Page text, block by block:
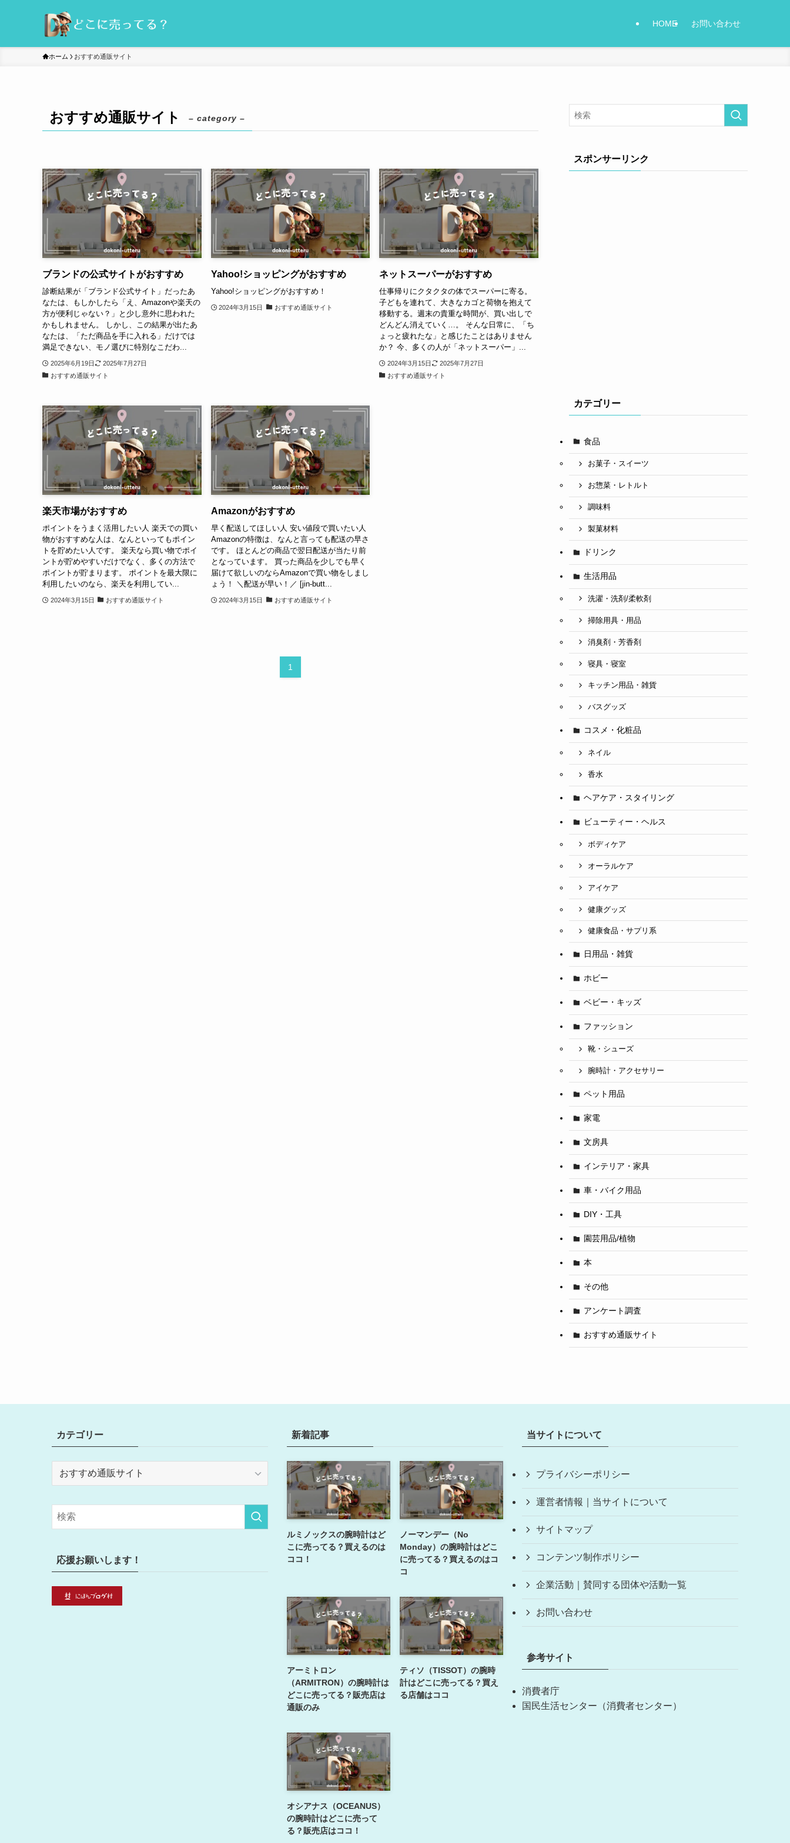
HOME お問い合わせ
ホーム おすすめ通販サイト
おすすめ通販サイト – category –
ブランドの公式サイトがおすすめ
診断結果が「ブランド公式サイト」だったあ
なたは、もしかしたら「え、Amazonや楽天の
方が便利じゃない？」と少し意外に思われた
かもしれません。 しかし、この結果が出たあ
なたは、「ただ商品を手に入れる」だけでは
満足できない、モノ選びに特別なこだわ...
2025年6月19日
2025年7月27日
おすすめ通販サイト
Yahoo!ショッピングがおすすめ
Yahoo!ショッピングがおすすめ！
2024年3月15日 おすすめ通販サイト
ネットスーパーがおすすめ
仕事帰りにクタクタの体でスーパーに寄る。
子どもを連れて、大きなカゴと荷物を抱えて
移動する。週末の貴重な時間が、買い出しで
どんどん消えていく…。 そんな日常に、「ち
ょっと疲れたな」と感じたことはありません
か？ 今、多くの人が「ネットスーパー」...
2024年3月15日
2025年7月27日
おすすめ通販サイト
楽天市場がおすすめ
ポイントをうまく活用したい人 楽天での買い
物がおすすめな人は、なんといってもポイン
トを貯めたい人です。 楽天なら買い物でポイ
ントが貯めやすいだけでなく、多くの方法で
ポイントが貯まります。 ポイントを最大限に
利用したいのなら、楽天を利用してい...
2024年3月15日 おすすめ通販サイト
Amazonがおすすめ
早く配送してほしい人 安い値段で買いたい人
Amazonの特徴は、なんと言っても配送の早さ
です。 ほとんどの商品で翌日配送が当たり前
となっています。 買った商品を少しでも早く
届けて欲しいのならAmazonで買い物をしまし
ょう！ ＼配送が早い！／ [jin-butt...
2024年3月15日 おすすめ通販サイト
1
スポンサーリンク
カテゴリー
食品
お菓子・スイーツ
お惣菜・レトルト
調味料
製菓材料
ドリンク
生活用品
洗濯・洗剤/柔軟剤
掃除用具・用品
消臭剤・芳香剤
寝具・寝室
キッチン用品・雑貨
バスグッズ
コスメ・化粧品
ネイル
香水
ヘアケア・スタイリング
ビューティー・ヘルス
ボディケア
オーラルケア
アイケア
健康グッズ
健康食品・サプリ系
日用品・雑貨
ホビー
ベビー・キッズ
ファッション
靴・シューズ
腕時計・アクセサリー
ペット用品
家電
文房具
インテリア・家具
車・バイク用品
DIY・工具
園芸用品/植物
本
その他
アンケート調査
おすすめ通販サイト
カテゴリー
リ
ー
応援お願いします！
新着記事
ルミノックスの腕時計はど
こに売ってる？買えるのは
ココ！
ノーマンデー（No
Monday）の腕時計はどこ
に売ってる？買えるのはコ
コ
アーミトロン
（ARMITRON）の腕時計は
どこに売ってる？販売店は
通販のみ
ティソ（TISSOT）の腕時
計はどこに売ってる？買え
る店舗はココ
オシアナス（OCEANUS）
の腕時計はどこに売って
る？販売店はココ！
当サイトについて
プライバシーポリシー
運営者情報｜当サイトについて
サイトマップ
コンテンツ制作ポリシー
企業活動｜賛同する団体や活動一覧
お問い合わせ
参考サイト
消費者庁
国民生活センター（消費者センター）